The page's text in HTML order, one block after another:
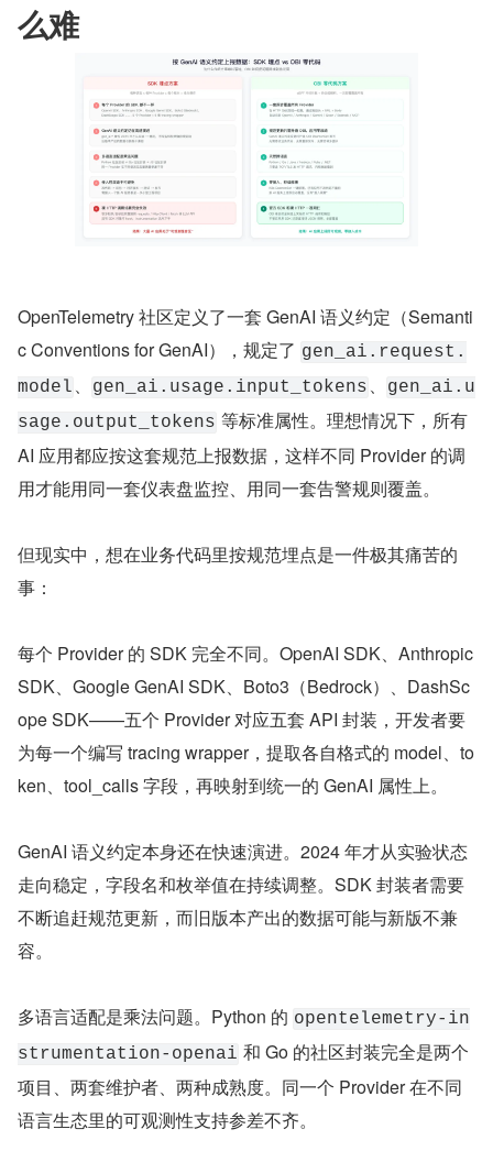
么难
OpenTelemetry 社区定义了一套 GenAI 语义约定（Semanti
c Conventions for GenAI），规定了 gen_ai.request.
model 、 gen_ai.usage.input_tokens 、
gen_ai.u
sage.output_tokens 等标准属性。理想情况下，所有
AI 应用都应按这套规范上报数据，这样不同 Provider 的调
用才能用同一套仪表盘监控、用同一套告警规则覆盖。
但现实中，想在业务代码里按规范埋点是一件极其痛苦的
事：
每个 Provider 的 SDK 完全不同。OpenAI SDK、Anthropic
SDK、Google GenAI SDK、Boto3（Bedrock）、DashSc
ope SDK——五个 Provider 对应五套 API 封装，开发者要
为每一个编写 tracing wrapper，提取各自格式的 model、to
ken、tool_calls 字段，再映射到统一的 GenAI 属性上。
GenAI 语义约定本身还在快速演进。2024 年才从实验状态
走向稳定，字段名和枚举值在持续调整。SDK 封装者需要
不断追赶规范更新，而旧版本产出的数据可能与新版不兼
容。
多语言适配是乘法问题。Python 的 opentelemetry-in
strumentation-openai 和 Go 的社区封装完全是两个
项目、两套维护者、两种成熟度。同一个 Provider 在不同
语言生态里的可观测性支持参差不齐。